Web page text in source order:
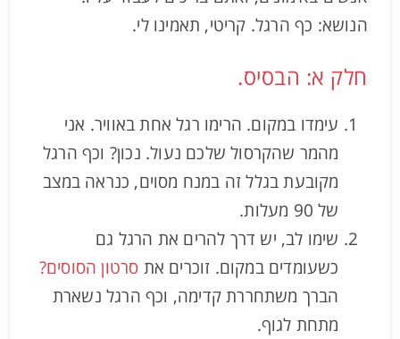
הנושא: כף הרגל. קריטי, תאמינו לי.
חלק א: הבסיס.
עימדו במקום. הרימו רגל אחת באוויר. אני
מהמר שהקרסול שלכם נעול. נכון? וכף הרגל
מקובעת בגלל זה במנח מסוים, כנראה במצב
של 90 מעלות.
שימו לב, יש דרך להרים את הרגל גם
כשעומדים במקום. זוכרים את סרטון הסוסים?
הברך משתחררת קדימה, וכף הרגל נשארת
מתחת לגוף.